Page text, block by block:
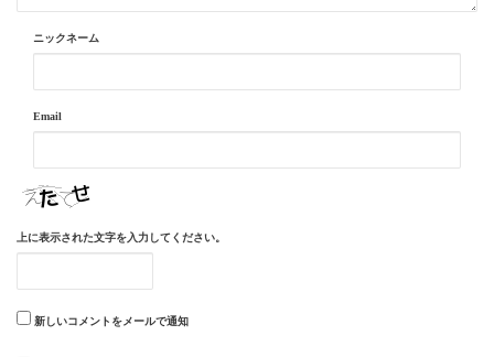
ニックネーム
Email
上に表示された文字を入力してください。
新しいコメントをメールで通知